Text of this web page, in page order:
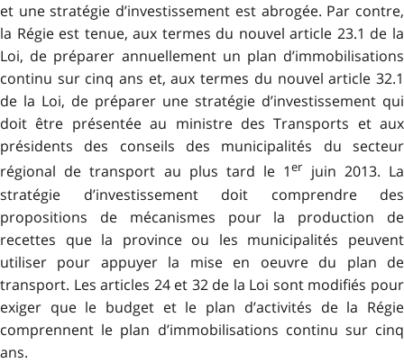
et une stratégie d’investissement est abrogée. Par contre,
la Régie est tenue, aux termes du nouvel article 23.1 de la
Loi, de préparer annuellement un plan d’immobilisations
continu sur cinq ans et, aux termes du nouvel article 32.1
de la Loi, de préparer une stratégie d’investissement qui
doit être présentée au ministre des Transports et aux
présidents des conseils des municipalités du secteur
régional de transport au plus tard le 1er
juin 2013. La
stratégie d’investissement doit comprendre des
propositions de mécanismes pour la production de
recettes que la province ou les municipalités peuvent
utiliser pour appuyer la mise en oeuvre du plan de
transport. Les articles 24 et 32 de la Loi sont modifiés pour
exiger que le budget et le plan d’activités de la Régie
comprennent le plan d’immobilisations continu sur cinq
ans.